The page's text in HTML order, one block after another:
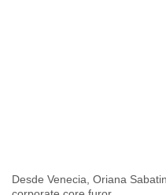
Desde Venecia, Oriana